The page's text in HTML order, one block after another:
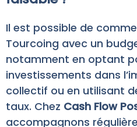
Il est possible de
Tourcoing avec un
notamment en optant
investissements dans
collectif ou en utilisant
taux. Chez Cash Flow
accompagnons